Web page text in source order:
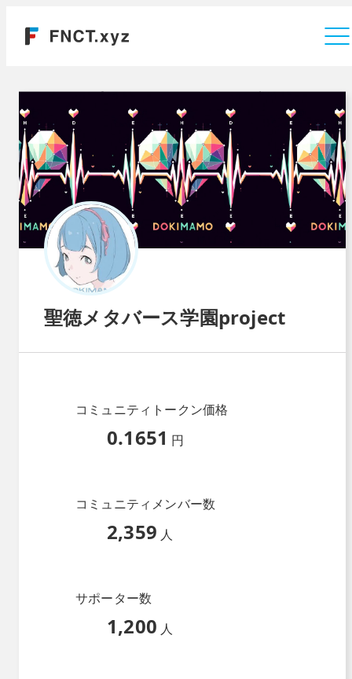
聖徳メタバース学園project
コミュニティトークン価格
0.1651 円
コミュニティメンバー数
2,359 人
サポーター数
1,200 人